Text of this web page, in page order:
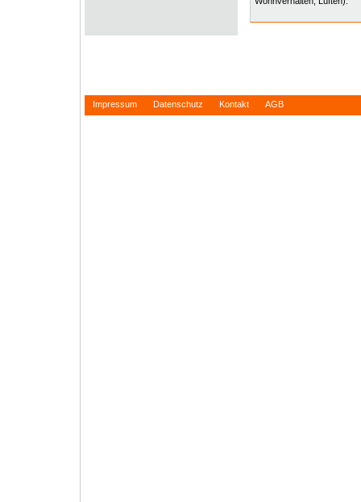
Impressum Datenschutz Kontakt AGB